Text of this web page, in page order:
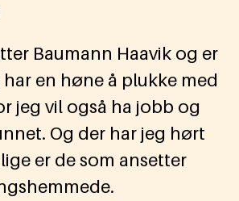
Baumann Haavik og er
har en høne å plukke med
jeg vil også ha jobb og
Og der har jeg hørt
er de som ansetter